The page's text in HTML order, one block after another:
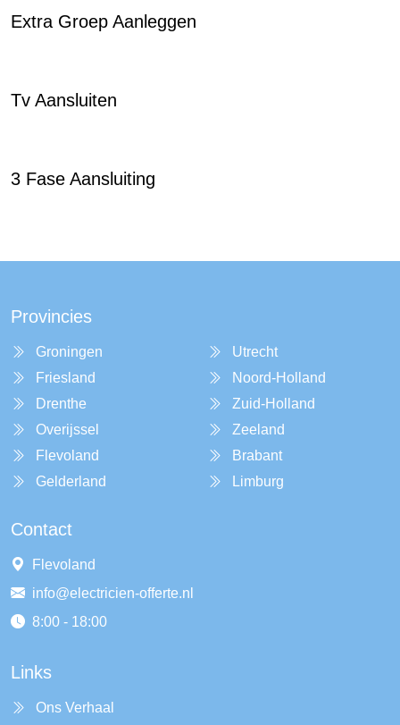
Extra Groep Aanleggen
Tv Aansluiten
3 Fase Aansluiting
Provincies
Groningen
Friesland
Drenthe
Overijssel
Flevoland
Gelderland
Utrecht
Noord-Holland
Zuid-Holland
Zeeland
Brabant
Limburg
Contact
Flevoland
info@electricien-offerte.nl
8:00 - 18:00
Links
Ons Verhaal